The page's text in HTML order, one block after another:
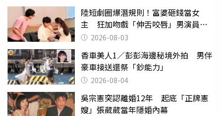
陸短劇圈爆潛規則！富婆砸錢當女
主 狂加吻戲「伸舌咬唇」男演員崩
潰 2026-08-03
香車美人1／彭彭海邊秘境外拍 男伴
豪車接送還祭「鈔能力」
2026-08-04
吳宗憲突認離婚12年 起底「正牌憲
嫂」張葳葳當年隱婚內幕